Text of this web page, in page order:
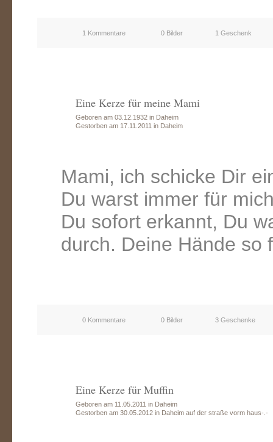
1 Kommentare 0 Bilder 1 Geschenk
Eine Kerze für meine Mami
Geboren am 03.12.1932 in Daheim
Gestorben am 17.11.2011 in Daheim
Mami, ich schicke Dir
Du warst immer für
Du sofort erkannt, Du
durch. Deine Hände
0 Kommentare 0 Bilder 3 Geschenke
Eine Kerze für Muffin
Geboren am 11.05.2011 in Daheim
Gestorben am 30.05.2012 in Daheim auf der straße vorm haus-.-